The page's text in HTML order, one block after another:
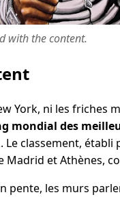
with the content.
York, ni les friches
mondial des
Le classement,
et Athènes,
pente, les murs